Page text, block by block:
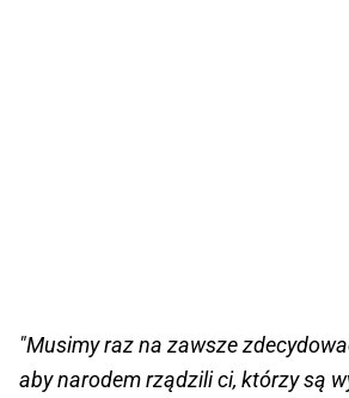
"Musimy raz na zawsze
aby narodem rządzili ci, którzy są